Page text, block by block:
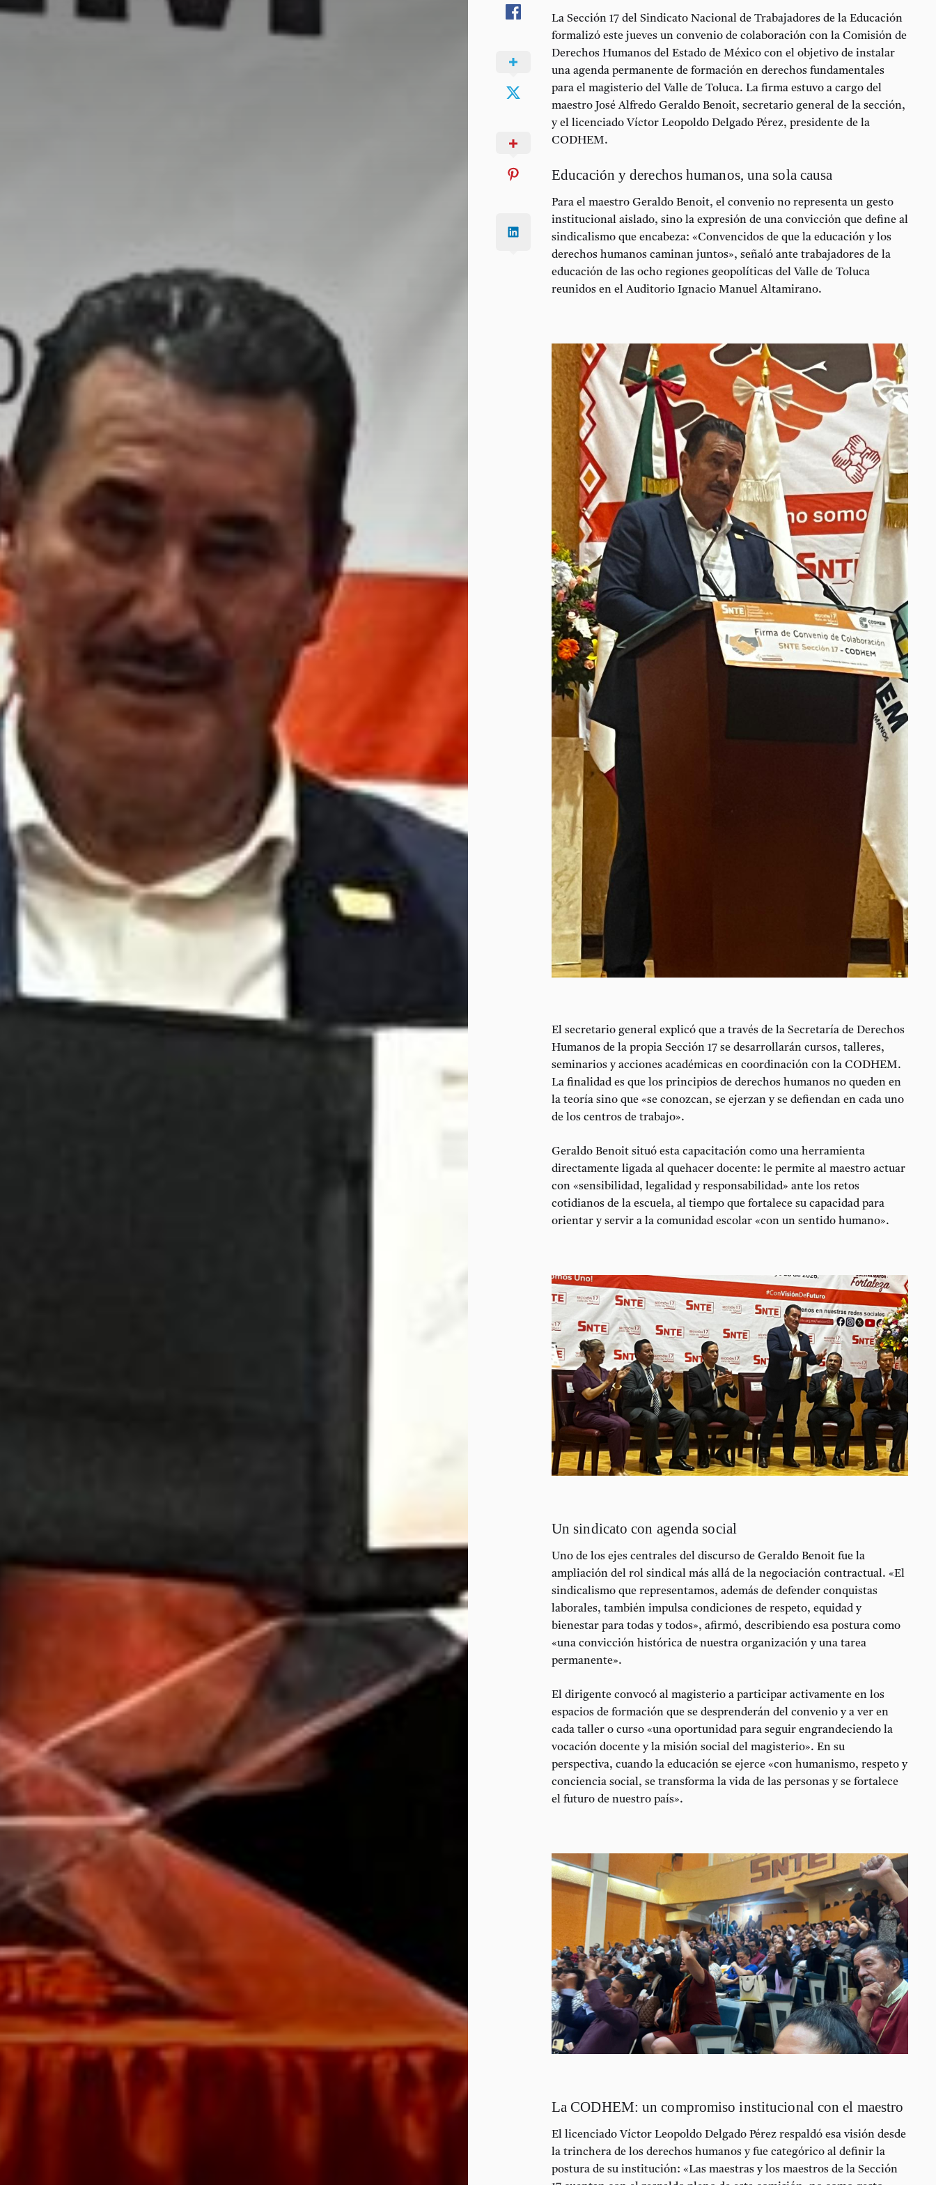
La Sección 17 del Sindicato Nacional de Trabajadores de la Educación
formalizó este jueves un convenio de colaboración con la Comisión de
Derechos Humanos del Estado de México con el objetivo de instalar
una agenda permanente de formación en derechos fundamentales
para el magisterio del Valle de Toluca. La firma estuvo a cargo del
maestro José Alfredo Geraldo Benoit, secretario general de la sección,
y el licenciado Víctor Leopoldo Delgado Pérez, presidente de la
CODHEM.
Educación y derechos humanos, una sola causa
Para el maestro Geraldo Benoit, el convenio no representa un gesto
institucional aislado, sino la expresión de una convicción que define al
sindicalismo que encabeza: «Convencidos de que la educación y los
derechos humanos caminan juntos», señaló ante trabajadores de la
educación de las ocho regiones geopolíticas del Valle de Toluca
reunidos en el Auditorio Ignacio Manuel Altamirano.
El secretario general explicó que a través de la Secretaría de Derechos
Humanos de la propia Sección 17 se desarrollarán cursos, talleres,
seminarios y acciones académicas en coordinación con la CODHEM.
La finalidad es que los principios de derechos humanos no queden en
la teoría sino que «se conozcan, se ejerzan y se defiendan en cada uno
de los centros de trabajo».
Geraldo Benoit situó esta capacitación como una herramienta
directamente ligada al quehacer docente: le permite al maestro actuar
con «sensibilidad, legalidad y responsabilidad» ante los retos
cotidianos de la escuela, al tiempo que fortalece su capacidad para
orientar y servir a la comunidad escolar «con un sentido humano».
Un sindicato con agenda social
Uno de los ejes centrales del discurso de Geraldo Benoit fue la
ampliación del rol sindical más allá de la negociación contractual. «El
sindicalismo que representamos, además de defender conquistas
laborales, también impulsa condiciones de respeto, equidad y
bienestar para todas y todos», afirmó, describiendo esa postura como
«una convicción histórica de nuestra organización y una tarea
permanente».
El dirigente convocó al magisterio a participar activamente en los
espacios de formación que se desprenderán del convenio y a ver en
cada taller o curso «una oportunidad para seguir engrandeciendo la
vocación docente y la misión social del magisterio». En su
perspectiva, cuando la educación se ejerce «con humanismo, respeto y
conciencia social, se transforma la vida de las personas y se fortalece
el futuro de nuestro país».
La CODHEM: un compromiso institucional con el maestro
El licenciado Víctor Leopoldo Delgado Pérez respaldó esa visión desde
la trinchera de los derechos humanos y fue categórico al definir la
postura de su institución: «Las maestras y los maestros de la Sección